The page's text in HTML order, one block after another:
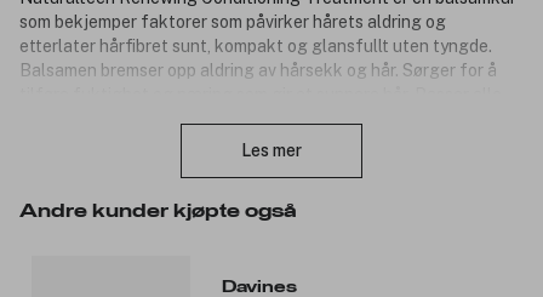
som bekjemper faktorer som påvirker hårets aldring og
etterlater hårfibret sunt, kompakt og glansfullt uten tyngde.
Balsamen bremser opp aldring av hårsekk og hår. Sørger for å
Hair Longevity Complex: Beskytter mot forhold som
forårsaker aldring av hodebunnen og håret, som oksidativt
Les mer
Andre kunder kjøpte også
Davines